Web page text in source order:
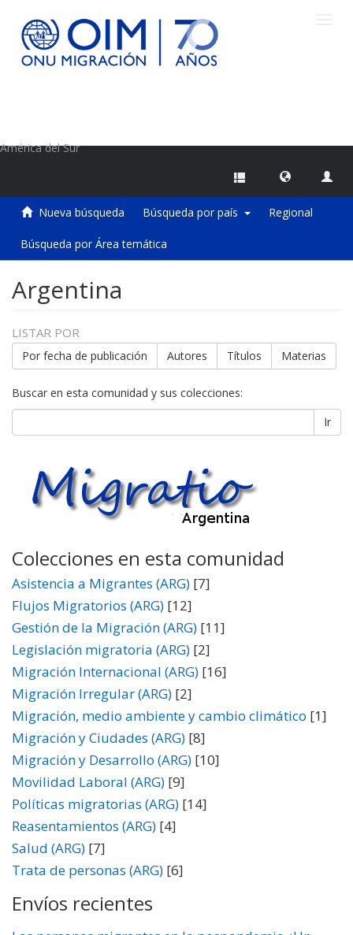
América del Sur
Nueva búsqueda Búsqueda por país Regional
Búsqueda por Área temática
Argentina
LISTAR POR
Por fecha de publicación Autores Títulos Materias
Buscar en esta comunidad y sus colecciones:
Ir
Colecciones en esta comunidad
Asistencia a Migrantes (ARG) [7]
Flujos Migratorios (ARG) [12]
Gestión de la Migración (ARG) [11]
Legislación migratoria (ARG) [2]
Migración Internacional (ARG) [16]
Migración Irregular (ARG) [2]
Migración, medio ambiente y cambio climático [1]
Migración y Ciudades (ARG) [8]
Migración y Desarrollo (ARG) [10]
Movilidad Laboral (ARG) [9]
Políticas migratorias (ARG) [14]
Reasentamientos (ARG) [4]
Salud (ARG) [7]
Trata de personas (ARG) [6]
Envíos recientes